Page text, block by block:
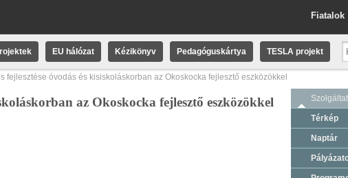
Fiatalok
EU hálózat Kézikönyv Pedagóguskártya TESLA projekt
fejlesztése óvodás és kisiskoláskorban az Okoskocka fejlesztő eszközökkel
az Okoskocka fejlesztő eszközökkel
Térkép
Naptár